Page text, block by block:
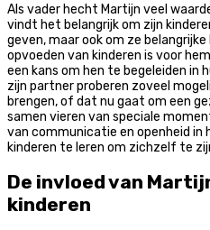
Als vader hecht Martijn veel
vindt het belangrijk om zijn
geven, maar ook om ze
opvoeden van kinderen is voor
een kans om hen te begeleiden in
zijn partner proberen zoveel
brengen, of dat nu gaat om een
samen vieren van speciale
van communicatie en openheid in
kinderen te leren om zichzelf te
De invloed van
kinderen